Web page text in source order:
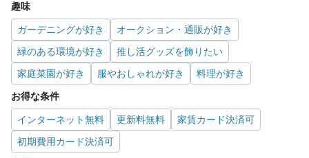
趣味
ガーデニングが好き
オークション・通販が好き
緑のある環境が好き
推し活グッズを飾りたい
家庭菜園が好き
服やおしゃれが好き 料理が好き
お得な条件
インターネット無料 更新料無料
家賃カード決済可
初期費用カード決済可